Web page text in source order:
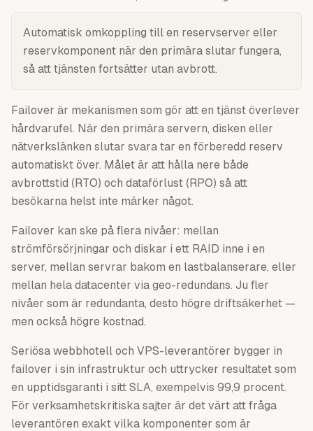
Automatisk omkoppling till en reservserver eller
reservkomponent när den primära slutar fungera,
så att tjänsten fortsätter utan avbrott.
Failover är mekanismen som gör att en tjänst överlever
hårdvarufel. När den primära servern, disken eller
nätverkslänken slutar svara tar en förberedd reserv
automatiskt över. Målet är att hålla nere både
avbrottstid (RTO) och dataförlust (RPO) så att
besökarna helst inte märker något.
Failover kan ske på flera nivåer: mellan
strömförsörjningar och diskar i ett RAID inne i en
server, mellan servrar bakom en lastbalanserare, eller
mellan hela datacenter via geo-redundans. Ju fler
nivåer som är redundanta, desto högre driftsäkerhet —
men också högre kostnad.
Seriösa webbhotell och VPS-leverantörer bygger in
failover i sin infrastruktur och uttrycker resultatet som
en upptidsgaranti i sitt SLA, exempelvis 99,9 procent.
För verksamhetskritiska sajter är det värt att fråga
leverantören exakt vilka komponenter som är